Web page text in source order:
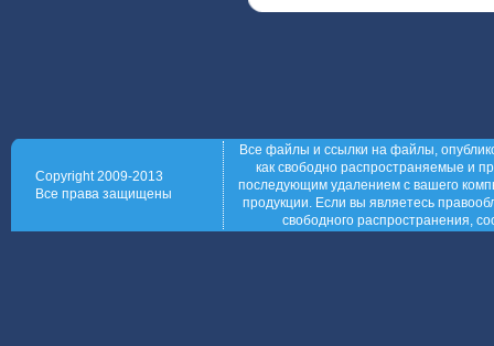
Copyright 2009-2013
Все права защищены
Все файлы и ссылки на файлы,
как свободно распространяемые и
последующим удалением с вашего
продукции. Если вы являетесь
свободного распространения,